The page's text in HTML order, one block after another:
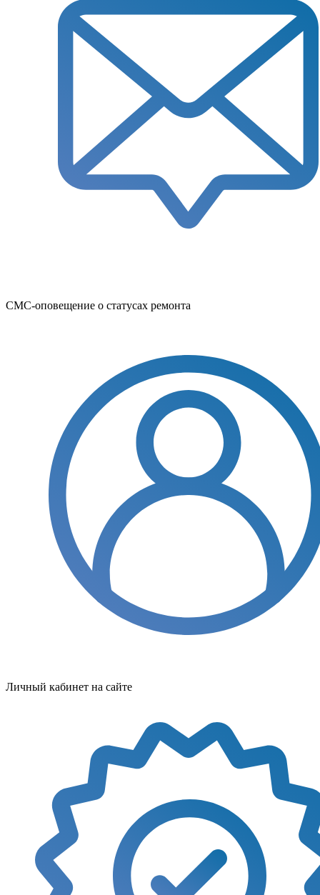
СМС-оповещение о статусах ремонта
Личный кабинет на сайте